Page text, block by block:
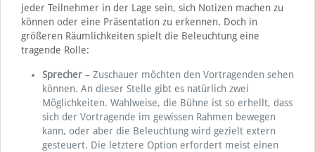
jeder Teilnehmer in der Lage sein, sich Notizen machen zu
können oder eine Präsentation zu erkennen. Doch in
größeren Räumlichkeiten spielt die Beleuchtung eine
tragende Rolle:
Sprecher– Zuschauer möchten den Vortragenden sehen
können. An dieser Stelle gibt es natürlich zwei
Möglichkeiten. Wahlweise, die Bühne ist so erhellt, dass
sich der Vortragende im gewissen Rahmen bewegen
kann, oder aber die Beleuchtung wird gezielt extern
gesteuert. Die letztere Option erfordert meist einen